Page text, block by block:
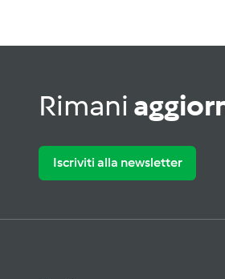
Rimani
Iscriviti alla newsletter